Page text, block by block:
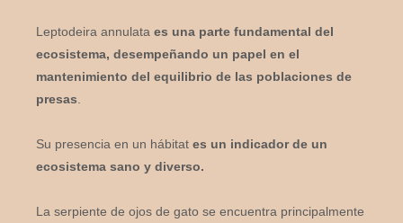
Leptodeira annulata es una parte fundamental del
ecosistema, desempeñando un papel en el
mantenimiento del equilibrio de las poblaciones de
presas
Su presencia en un hábitat es un indicador de un
ecosistema sano y diverso.
La serpiente de ojos de gato se encuentra principalmente